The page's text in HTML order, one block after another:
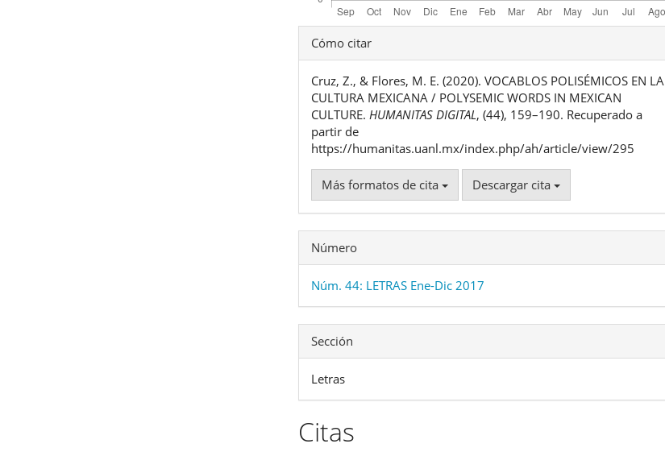
Detalles
del
artículo
Cómo citar
Cruz, Z., & Flores, M. E. (2020). VOCABLOS POLISÉMICOS EN LA
CULTURA MEXICANA / POLYSEMIC WORDS IN MEXICAN
CULTURE.HUMANITAS DIGITAL, (44), 159–190. Recuperado a
partir de
https://humanitas.uanl.mx/index.php/ah/article/view/295
Más formatos de cita Descargar cita
Número
Núm. 44: LETRAS Ene-Dic 2017
Sección
Letras
Citas